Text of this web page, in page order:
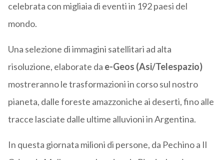
celebrata con migliaia di eventi in 192 paesi del
mondo.
Una selezione di immagini satellitari ad alta
risoluzione, elaborate da e-Geos (Asi/Telespazio)
mostreranno le trasformazioni in corso sul nostro
pianeta, dalle foreste amazzoniche ai deserti, fino alle
tracce lasciate dalle ultime alluvioni in Argentina.
In questa giornata milioni di persone, da Pechino a Il